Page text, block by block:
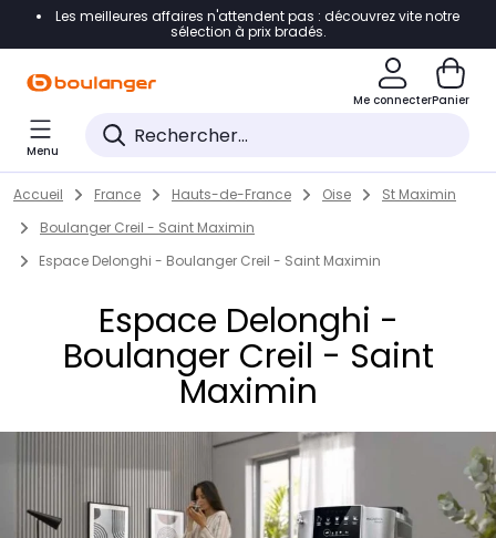
Accéder directement à la navigation
Accéder directement au pied de page
Accéder directement au chatbot
Les meilleures affaires n'attendent pas : découvrez vite notre
sélection à prix bradés.
Me connecterPanier
Menu
Skip to content
Return to Nav
Accueil France Hauts-de-France Oise
St Maximin
Boulanger Creil - Saint Maximin
Espace Delonghi - Boulanger Creil - Saint Maximin
Espace Delonghi -
Boulanger Creil - Saint
Maximin